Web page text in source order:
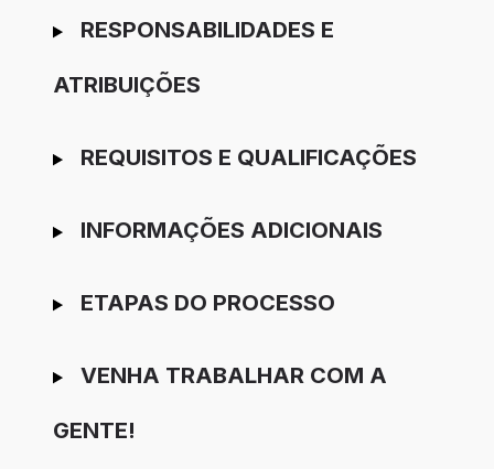
RESPONSABILIDADES E
ATRIBUIÇÕES
REQUISITOS E QUALIFICAÇÕES
INFORMAÇÕES ADICIONAIS
ETAPAS DO PROCESSO
VENHA TRABALHAR COM A
GENTE!